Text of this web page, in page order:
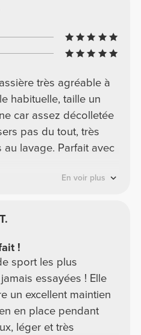
très agréable à
habituelle, taille un
car assez décolletée
pas du tout, très
lavage. Parfait avec
En voir plus
!
sport les plus
essayées ! Elle
un excellent maintien
en place pendant
léger et très